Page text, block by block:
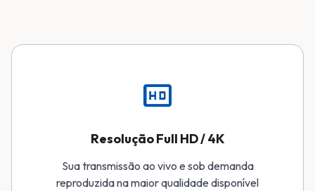
hd
Resolução Full HD / 4K
Sua transmissão ao vivo e sob demanda
reproduzida na maior qualidade disponível